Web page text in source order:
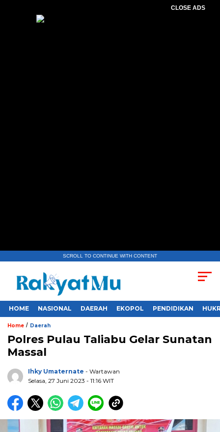
CLOSE ADS
SCROLL TO CONTINUE WITH CONTENT
HOME NASIONAL DAERAH EKOPOL PENDIDIKAN
Home / Daerah
Polres Pulau Taliabu Gelar Sunatan
Massal
Ihky Umaternate - Wartawan
Selasa, 27 Juni 2023 - 11:16 WIT